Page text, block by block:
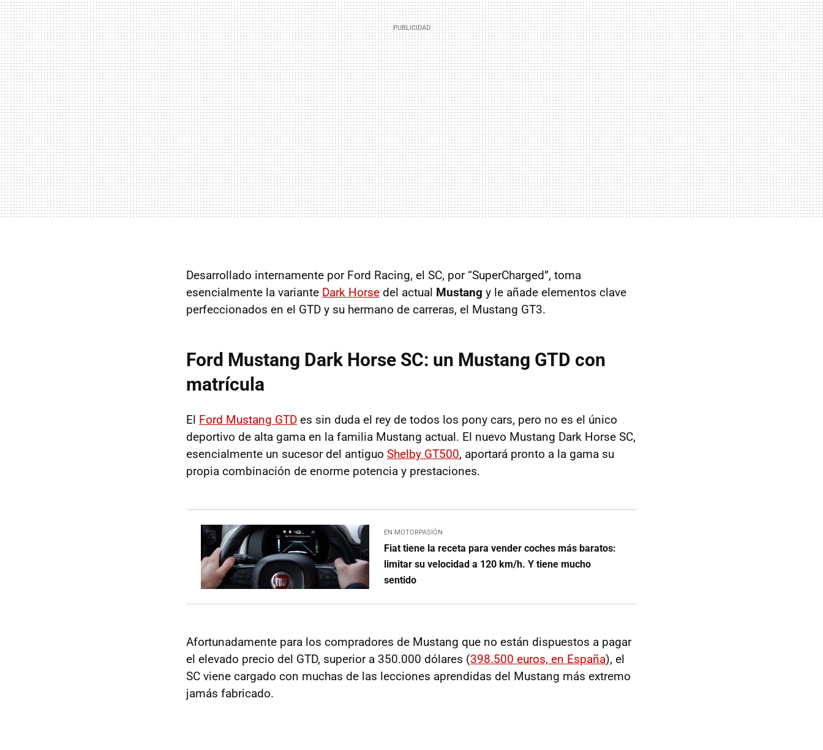
Desarrollado internamente por Ford Racing, el SC, por “SuperCharged”, toma
esencialmente la variante Dark Horse del actual Mustang y le añade elementos clave
perfeccionados en el GTD y su hermano de carreras, el Mustang GT3.
Ford Mustang Dark Horse SC: un Mustang GTD con
matrícula
El Ford Mustang GTD es sin duda el rey de todos los pony cars, pero no es el único
deportivo de alta gama en la familia Mustang actual. El nuevo Mustang Dark Horse SC,
esencialmente un sucesor del antiguo Shelby GT500, aportará pronto a la gama su
propia combinación de enorme potencia y prestaciones.
EN MOTORPASIÓN
Fiat tiene la receta para vender coches más baratos:
limitar su velocidad a 120 km/h. Y tiene mucho
sentido
Afortunadamente para los compradores de Mustang que no están dispuestos a pagar
el elevado precio del GTD, superior a 350.000 dólares (398.500 euros, en España), el
SC viene cargado con muchas de las lecciones aprendidas del Mustang más extremo
jamás fabricado.